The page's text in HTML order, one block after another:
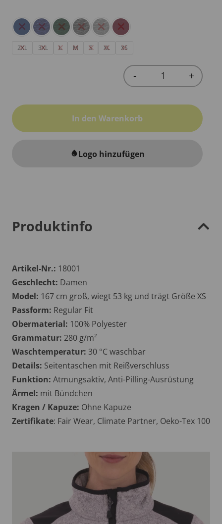
2XL 3XL L M S XL XS
Quantity
- +
In den Warenkorb
water_dropLogo hinzufügen
Produktinfo
Artikel-Nr.: 18001
Geschlecht: Damen
Model: 167 cm groß, wiegt 53 kg und trägt Größe XS
Passform: Regular Fit
Obermaterial: 100% Polyester
Grammatur: 280 g/m²
Waschtemperatur: 30 °C waschbar
Details: Seitentaschen mit Reißverschluss
Funktion: Atmungsaktiv, Anti-Pilling-Ausrüstung
Ärmel: mit Bündchen
Kragen / Kapuze: Ohne Kapuze
Zertifikate: Fair Wear, Climate Partner, Oeko-Tex 100